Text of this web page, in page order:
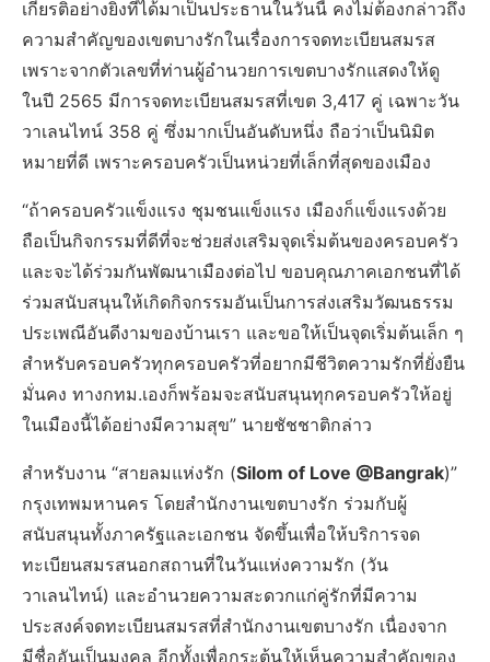
เกียรติอย่างยิ่งที่ได้มาเป็นประธานในวันนี้ คงไม่ต้องกล่าวถึง
ความสำคัญของเขตบางรักในเรื่องการจดทะเบียนสมรส
เพราะจากตัวเลขที่ท่านผู้อำนวยการเขตบางรักแสดงให้ดู
ในปี 2565 มีการจดทะเบียนสมรสที่เขต 3,417 คู่ เฉพาะวัน
วาเลนไทน์ 358 คู่ ซึ่งมากเป็นอันดับหนึ่ง ถือว่าเป็นนิมิต
หมายที่ดี เพราะครอบครัวเป็นหน่วยที่เล็กที่สุดของเมือง
“ถ้าครอบครัวแข็งแรง ชุมชนแข็งแรง เมืองก็แข็งแรงด้วย
ถือเป็นกิจกรรมที่ดีที่จะช่วยส่งเสริมจุดเริ่มต้นของครอบครัว
และจะได้ร่วมกันพัฒนาเมืองต่อไป ขอบคุณภาคเอกชนที่ได้
ร่วมสนับสนุนให้เกิดกิจกรรมอันเป็นการส่งเสริมวัฒนธรรม
ประเพณีอันดีงามของบ้านเรา และขอให้เป็นจุดเริ่มต้นเล็ก ๆ
สำหรับครอบครัวทุกครอบครัวที่อยากมีชีวิตความรักที่ยั่งยืน
มั่นคง ทางกทม.เองก็พร้อมจะสนับสนุนทุกครอบครัวให้อยู่
ในเมืองนี้ได้อย่างมีความสุข” นายชัชชาติกล่าว
สำหรับงาน “สายลมแห่งรัก (Silom of Love @Bangrak)”
กรุงเทพมหานคร โดยสำนักงานเขตบางรัก ร่วมกับผู้
สนับสนุนทั้งภาครัฐและเอกชน จัดขึ้นเพื่อให้บริการจด
ทะเบียนสมรสนอกสถานที่ในวันแห่งความรัก (วัน
วาเลนไทน์) และอำนวยความสะดวกแก่คู่รักที่มีความ
ประสงค์จดทะเบียนสมรสที่สำนักงานเขตบางรัก เนื่องจาก
มีชื่ออันเป็นมงคล อีกทั้งเพื่อกระตุ้นให้เห็นความสำคัญของ